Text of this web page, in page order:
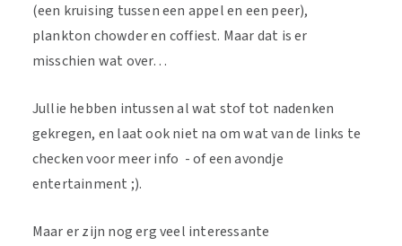
(een kruising tussen een appel en een peer),
plankton chowder en coffiest. Maar dat is er
misschien wat over…
Jullie hebben intussen al wat stof tot nadenken
gekregen, en laat ook niet na om wat van de links te
checken voor meer info - of een avondje
entertainment ;).
Maar er zijn nog erg veel interessante